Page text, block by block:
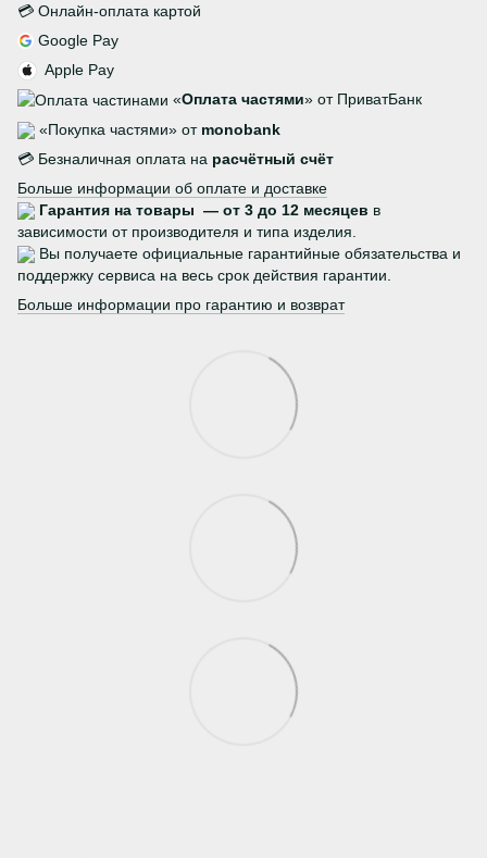
💳 Онлайн-оплата картой
Google Pay
Apple Pay
«Оплата частями» от ПриватБанк
«Покупка частями» от monobank
💳 Безналичная оплата на расчётный счёт
Больше информации об оплате и доставке
Гарантия на товары — от 3 до 12 месяцев в
зависимости от производителя и типа изделия.
Вы получаете официальные гарантийные обязательства и
поддержку сервиса на весь срок действия гарантии.
Больше информации про гарантию и возврат